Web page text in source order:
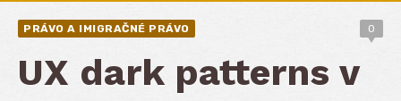
PRÁVO A IMIGRAČNÉ PRÁVO 0
UX dark patterns v